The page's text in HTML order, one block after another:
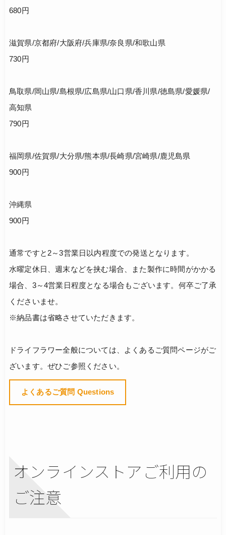
680円
滋賀県/京都府/大阪府/兵庫県/奈良県/和歌山県
730円
鳥取県/岡山県/島根県/広島県/山口県/香川県/徳島県/愛媛県/
高知県
790円
福岡県/佐賀県/大分県/熊本県/長崎県/宮崎県/鹿児島県
900円
沖縄県
900円
通常ですと2～3営業日以内程度での発送となります。
水曜定休日、週末などを挟む場合、また製作に時間がかかる
場合、3～4営業日程度となる場合もございます。何卒ご了承
くださいませ。
※納品書は省略させていただきます。
ドライフラワー全般については、よくあるご質問ページがご
ざいます。ぜひご参照ください。
よくあるご質問 Questions
オンラインストアご利用の
ご注意